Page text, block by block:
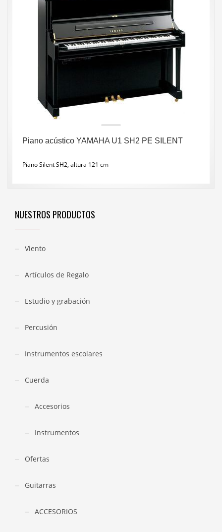
Piano acústico YAMAHA U1 SH2 PE SILENT
Piano Silent SH2, altura 121 cm
NUESTROS PRODUCTOS
Viento
Artículos de Regalo
Estudio y grabación
Percusión
Instrumentos escolares
Cuerda
Accesorios
Instrumentos
Ofertas
Guitarras
ACCESORIOS